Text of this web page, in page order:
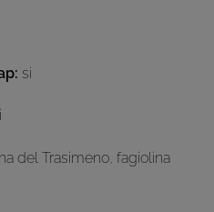
si
del Trasimeno, fagiolina